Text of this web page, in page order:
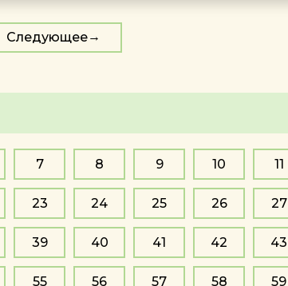
Следующее
7 8 9 10 11
23 24 25 26 27
39 40 41 42 43
55 56 57 58 59